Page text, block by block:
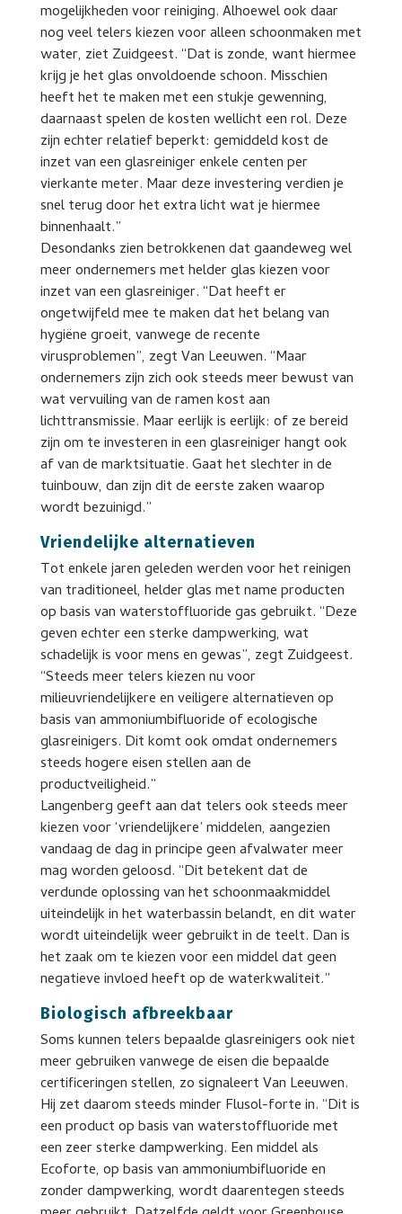
mogelijkheden voor reiniging. Alhoewel ook daar
nog veel telers kiezen voor alleen schoonmaken met
water, ziet Zuidgeest. “Dat is zonde, want hiermee
krijg je het glas onvoldoende schoon. Misschien
heeft het te maken met een stukje gewenning,
daarnaast spelen de kosten wellicht een rol. Deze
zijn echter relatief beperkt: gemiddeld kost de
inzet van een glasreiniger enkele centen per
vierkante meter. Maar deze investering verdien je
snel terug door het extra licht wat je hiermee
binnenhaalt.”
Desondanks zien betrokkenen dat gaandeweg wel
meer ondernemers met helder glas kiezen voor
inzet van een glasreiniger. “Dat heeft er
ongetwijfeld mee te maken dat het belang van
hygiëne groeit, vanwege de recente
virusproblemen”, zegt Van Leeuwen. “Maar
ondernemers zijn zich ook steeds meer bewust van
wat vervuiling van de ramen kost aan
lichttransmissie. Maar eerlijk is eerlijk: of ze bereid
zijn om te investeren in een glasreiniger hangt ook
af van de marktsituatie. Gaat het slechter in de
tuinbouw, dan zijn dit de eerste zaken waarop
wordt bezuinigd.”
Vriendelijke alternatieven
Tot enkele jaren geleden werden voor het reinigen
van traditioneel, helder glas met name producten
op basis van waterstoffluoride gas gebruikt. “Deze
geven echter een sterke dampwerking, wat
schadelijk is voor mens en gewas”, zegt Zuidgeest.
“Steeds meer telers kiezen nu voor
milieuvriendelijkere en veiligere alternatieven op
basis van ammoniumbifluoride of ecologische
glasreinigers. Dit komt ook omdat ondernemers
steeds hogere eisen stellen aan de
productveiligheid.”
Langenberg geeft aan dat telers ook steeds meer
kiezen voor ‘vriendelijkere’ middelen, aangezien
vandaag de dag in principe geen afvalwater meer
mag worden geloosd. “Dit betekent dat de
verdunde oplossing van het schoonmaakmiddel
uiteindelijk in het waterbassin belandt, en dit water
wordt uiteindelijk weer gebruikt in de teelt. Dan is
het zaak om te kiezen voor een middel dat geen
negatieve invloed heeft op de waterkwaliteit.”
Biologisch afbreekbaar
Soms kunnen telers bepaalde glasreinigers ook niet
meer gebruiken vanwege de eisen die bepaalde
certificeringen stellen, zo signaleert Van Leeuwen.
Hij zet daarom steeds minder Flusol-forte in. “Dit is
een product op basis van waterstoffluoride met
een zeer sterke dampwerking. Een middel als
Ecoforte, op basis van ammoniumbifluoride en
zonder dampwerking, wordt daarentegen steeds